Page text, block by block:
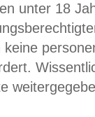
unter 18
keine